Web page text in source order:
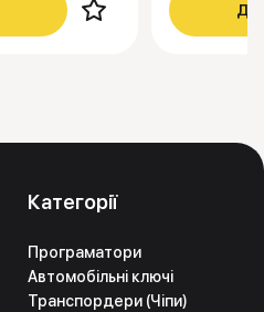
Категорії
Програматори
Автомобільні ключі
Транспордери (Чіпи)